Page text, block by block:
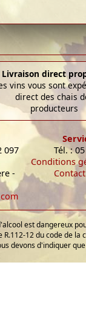
Livraison direct
vins vous sont
direct des chais
producteurs
097
-
Tél. :
Conditions
Contact
est dangereux
12 du code de la
devons d'indiquer